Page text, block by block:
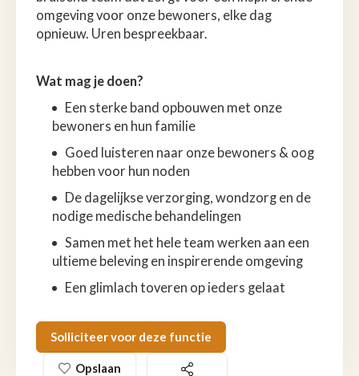
omgeving voor onze bewoners, elke dag
opnieuw. Uren bespreekbaar.
Wat mag je doen?
Een sterke band opbouwen met onze
bewoners en hun familie
Goed luisteren naar onze bewoners & oog
hebben voor hun noden
De dagelijkse verzorging, wondzorg en de
nodige medische behandelingen
Samen met het hele team werken aan een
ultieme beleving en inspirerende omgeving
Een glimlach toveren op ieders gelaat
Solliciteer voor deze functie
Opslaan